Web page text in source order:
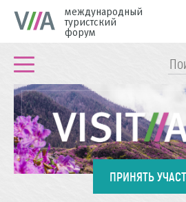
международный
туристский
форум
ПРИНЯТЬ